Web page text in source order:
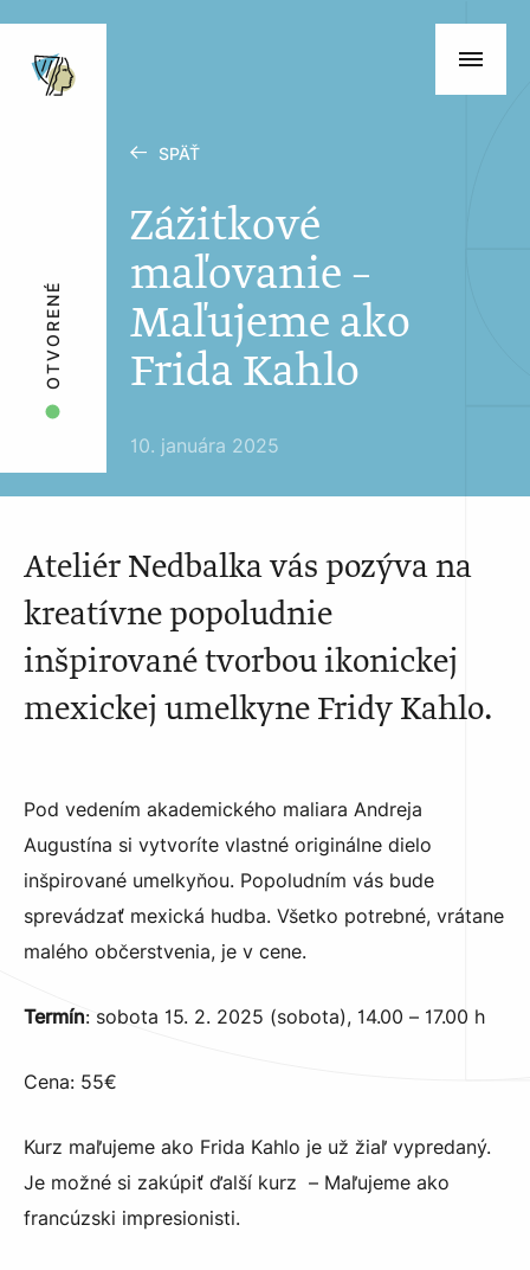
SPÄŤ
Zážitkové
maľovanie –
Maľujeme ako
Frida Kahlo
10. januára 2025
OTVORENÉ
Ateliér Nedbalka vás pozýva na
kreatívne popoludnie
inšpirované tvorbou ikonickej
mexickej umelkyne Fridy Kahlo.
Pod vedením akademického maliara Andreja
Augustína si vytvoríte vlastné originálne dielo
inšpirované umelkyňou. Popoludním vás bude
sprevádzať mexická hudba. Všetko potrebné, vrátane
malého občerstvenia, je v cene.
Termín: sobota 15. 2. 2025 (sobota), 14.00 – 17.00 h
Cena: 55€
Kurz maľujeme ako Frida Kahlo je už žiaľ vypredaný.
Je možné si zakúpiť ďalší kurz – Maľujeme ako
francúzski impresionisti.